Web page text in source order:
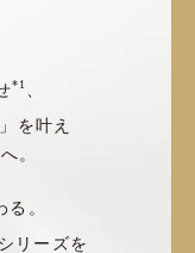
*1
」を叶え
。
。
シリーズを